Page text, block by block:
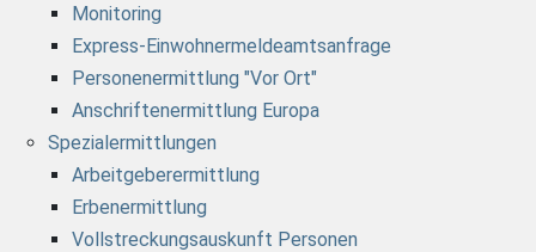
Monitoring
Express-Einwohnermeldeamtsanfrage
Personenermittlung "Vor Ort"
Anschriftenermittlung Europa
Spezialermittlungen
Arbeitgeberermittlung
Erbenermittlung
Vollstreckungsauskunft Personen